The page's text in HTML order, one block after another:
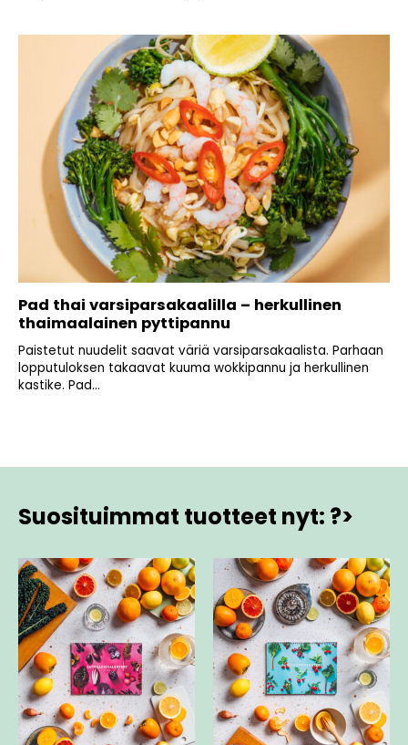
Pad thai varsiparsakaalilla – herkullinen
thaimaalainen pyttipannu
Paistetut nuudelit saavat väriä varsiparsakaalista. Parhaan
lopputuloksen takaavat kuuma wokkipannu ja herkullinen
kastike. Pad...
Suosituimmat tuotteet nyt: ?>